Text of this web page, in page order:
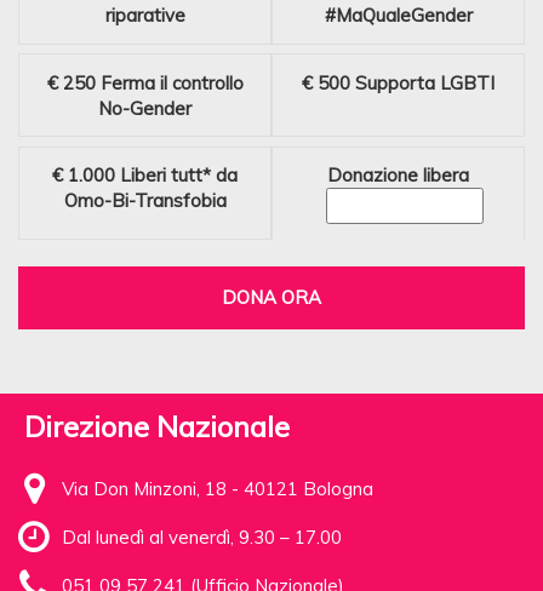
riparative
#MaQualeGender
€ 250 Ferma il controllo
No-Gender
€ 500 Supporta LGBTI
€ 1.000 Liberi tutt* da
Omo-Bi-Transfobia
Donazione libera
DONA ORA
Direzione Nazionale
Via Don Minzoni, 18 - 40121 Bologna
Dal lunedì al venerdì, 9.30 – 17.00
051 09 57 241 (Ufficio Nazionale)